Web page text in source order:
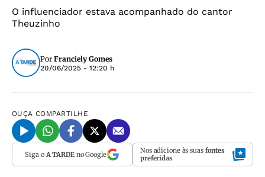
O influenciador estava acompanhado do cantor
Theuzinho
Por Franciely Gomes
20/06/2025 - 12:20 h
OUÇA COMPARTILHE
Siga o A TARDEno Google Nos adicione às suas fontes
preferidas